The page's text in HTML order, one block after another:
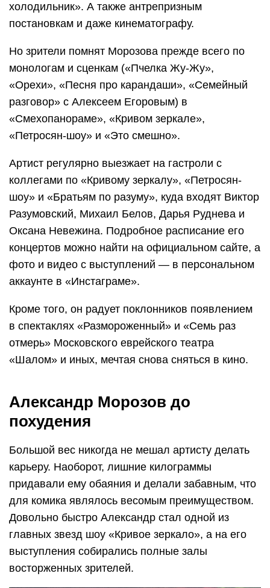
холодильник». А также антрепризным
постановкам и даже кинематографу.
Но зрители помнят Морозова прежде всего по
монологам и сценкам («Пчелка Жу-Жу»,
«Орехи», «Песня про карандаши», «Семейный
разговор» с Алексеем Егоровым) в
«Смехопанораме», «Кривом зеркале»,
«Петросян-шоу» и «Это смешно».
Артист регулярно выезжает на гастроли с
коллегами по «Кривому зеркалу», «Петросян-
шоу» и «Братьям по разуму», куда входят Виктор
Разумовский, Михаил Белов, Дарья Руднева и
Оксана Невежина. Подробное расписание его
концертов можно найти на официальном сайте, а
фото и видео с выступлений — в персональном
аккаунте в «Инстаграме».
Кроме того, он радует поклонников появлением
в спектаклях «Размороженный» и «Семь раз
отмерь» Московского еврейского театра
«Шалом» и иных, мечтая снова сняться в кино.
Александр Морозов до
похудения
Большой вес никогда не мешал артисту делать
карьеру. Наоборот, лишние килограммы
придавали ему обаяния и делали забавным, что
для комика являлось весомым преимуществом.
Довольно быстро Александр стал одной из
главных звезд шоу «Кривое зеркало», а на его
выступления собирались полные залы
восторженных зрителей.